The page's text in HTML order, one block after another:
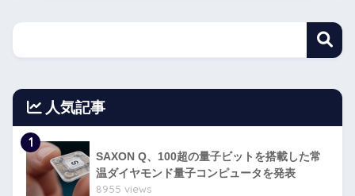
人気記事
1
SAXON Q、100超の量子ビットを搭載した常
温ダイヤモンド量子コンピュータを発表
8955 views